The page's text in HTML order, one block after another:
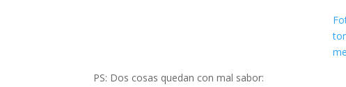
PS: Dos cosas quedan con mal sabor: